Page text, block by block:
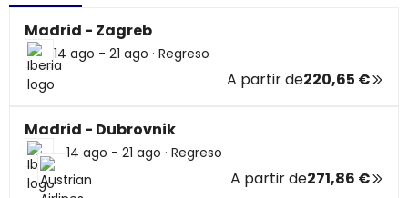
Madrid - Zagreb
14 ago - 21 ago · Regreso
A partir de220,65 €
Madrid - Dubrovnik
14 ago - 21 ago · Regreso
A partir de271,86 €